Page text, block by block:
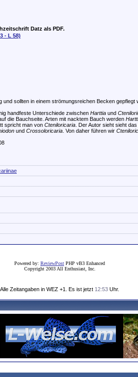
Datz als PDF.
- L 58)
sollten in einem strömungsreichen Becken gepflegt
handfeste Unterschiede zwischen Harttia und
die Bauchseite. Arten mit nacktem Bauch werden
spricht man von Cteniloricaria . Der Autor sieht sieht
und Crossoloricaria . Von daher führen wir
Powered by: ReviewPost PHP vB3 Enhanced
Copyright 2003 All Enthusiast, Inc.
Alle Zeitangaben in WEZ +1. Es ist jetzt 12:53 Uhr.